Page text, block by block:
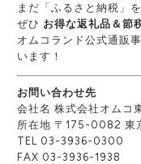
まだ「ふるさと納税」
ぜひ お得な返礼品＆節
オムコランド公式通販
います！
お問い合わせ先
会社名 株式会社オムコ
所在地 〒175-0082 東
TEL 03-3936-0300
FAX 03-3936-1938